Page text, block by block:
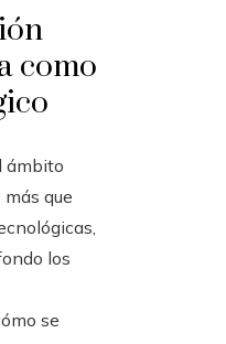
como
ámbito
que
los
se